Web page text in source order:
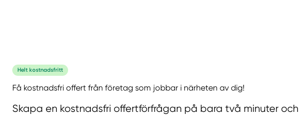
Helt kostnadsfritt
Få kostnadsfri offert från företag som jobbar i närheten av dig!
Skapa en kostnadsfri offertförfrågan på bara två minuter och